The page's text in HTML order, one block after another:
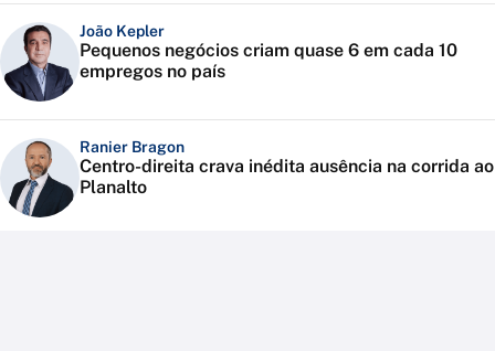
João Kepler
Pequenos negócios criam quase 6 em cada 10
empregos no país
Ranier Bragon
Centro-direita crava inédita ausência na corrida ao
Planalto